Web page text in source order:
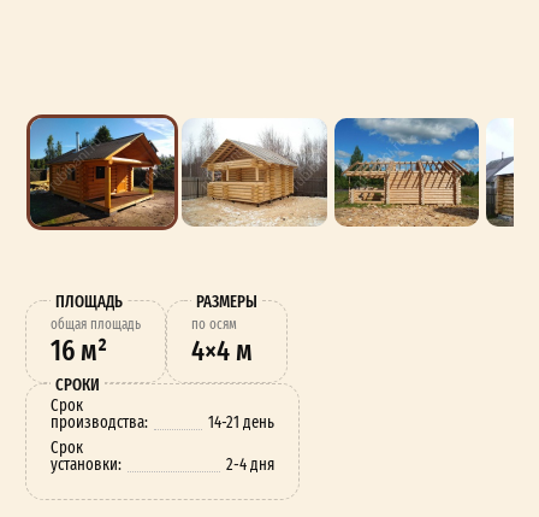
ПЛОЩАДЬ
oбщая площадь
16 м²
РАЗМЕРЫ
по осям
4×4 м
СРОКИ
Срок
производства:
14-21 день
Срок
установки: 2-4 дня